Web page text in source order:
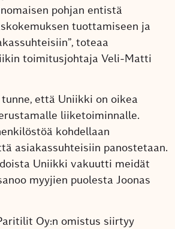
pohjan entistä
tuottamiseen ja
toteaa
toimitusjohtaja Veli-Matti
että Uniikki on oikea
liiketoiminnalle.
kohdellaan
asiakassuhteisiin panostetaan.
Uniikki vakuutti meidät
myyjien puolesta Joonas
Oy:n omistus siirtyy